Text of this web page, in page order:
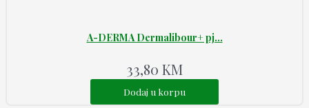
A-DERMA Dermalibour+ pj...
33,80 KM
Dodaj u korpu